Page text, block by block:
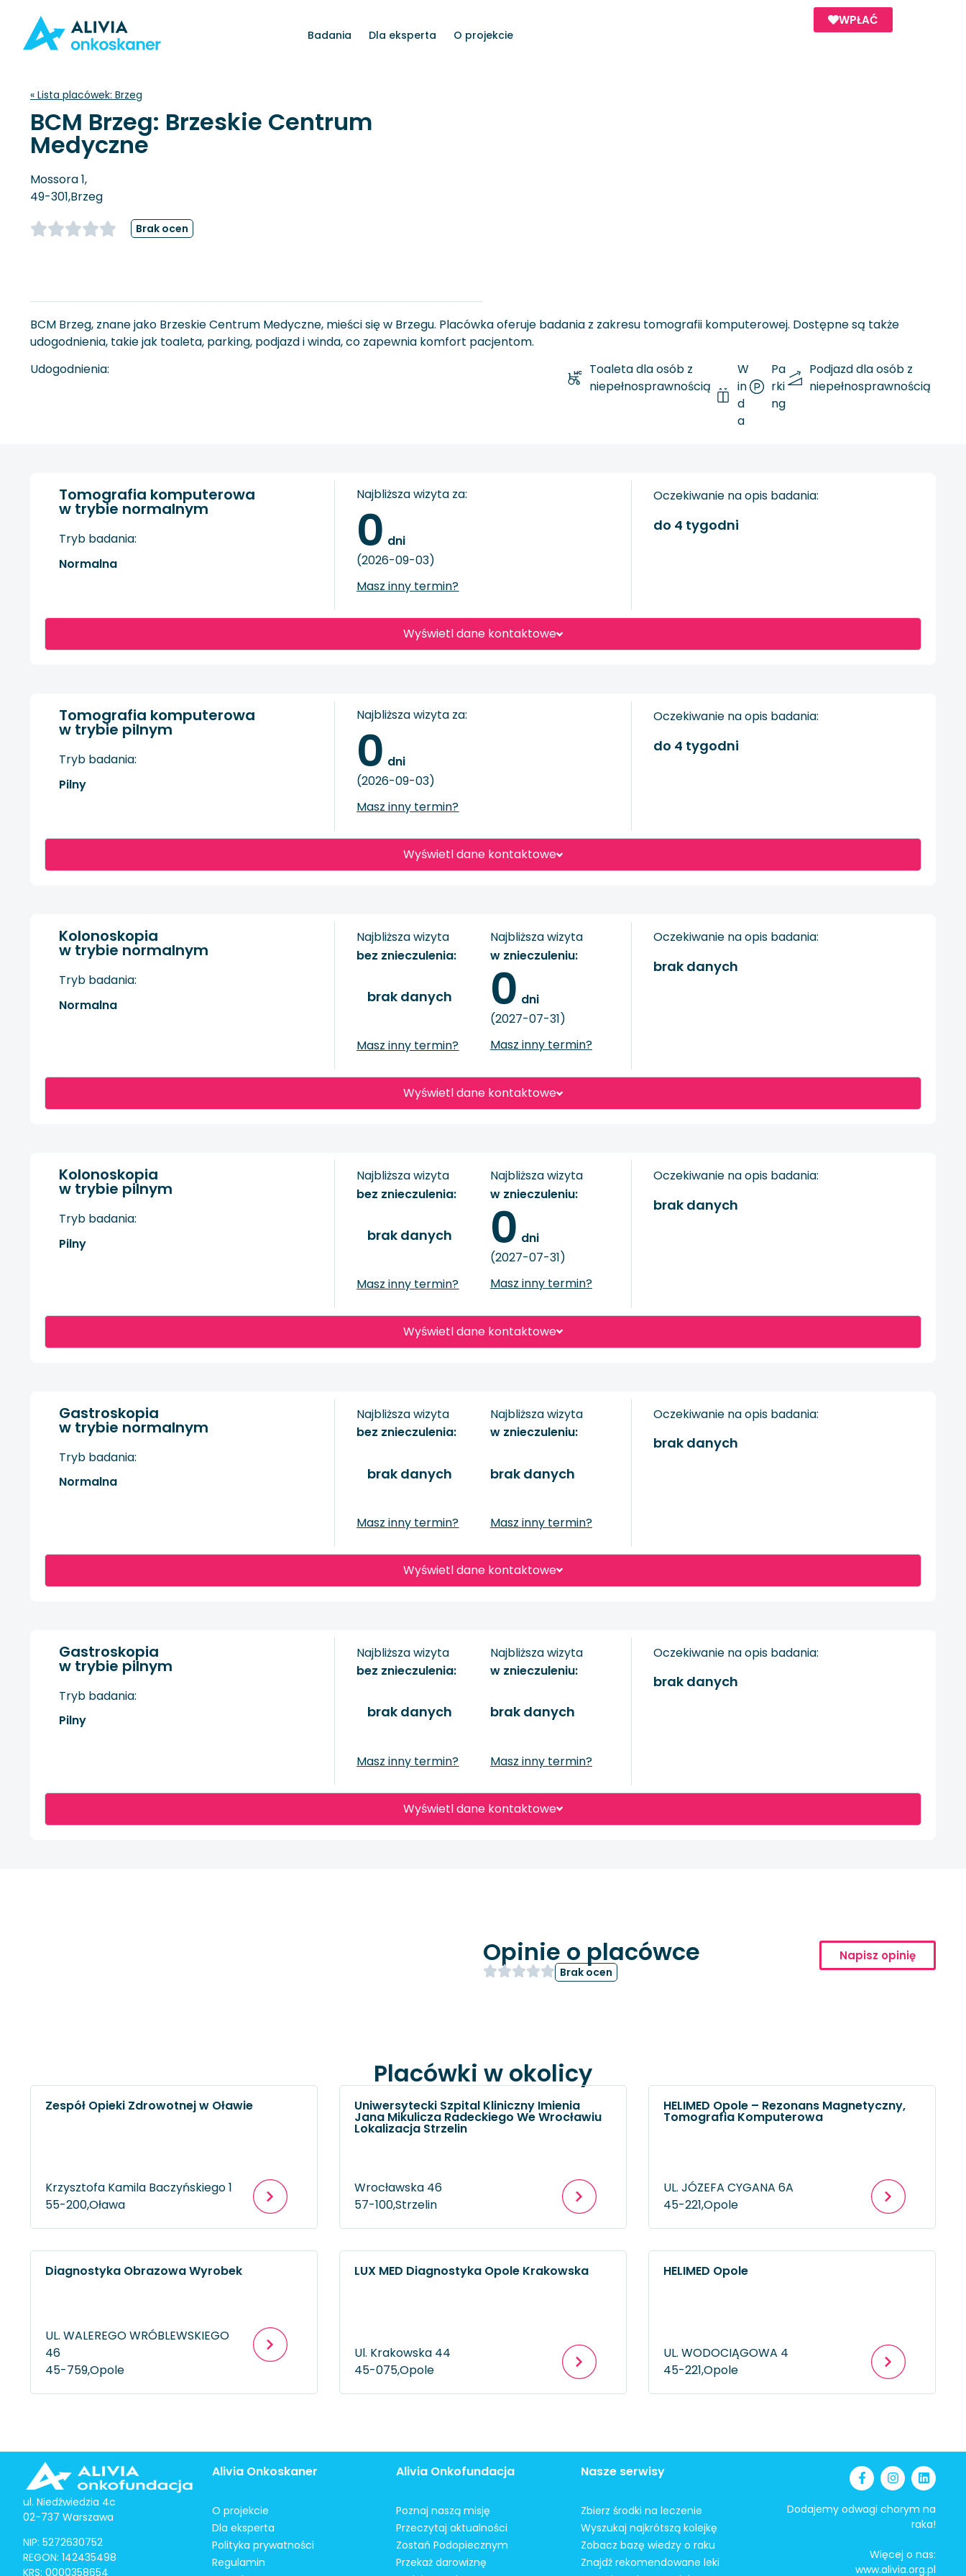
Badania Dla eksperta O projekcie
WPŁAĆ
« Lista placówek: Brzeg
BCM Brzeg: Brzeskie Centrum
Medyczne
Mossora 1,
49-301,Brzeg
Brak ocen
BCM Brzeg, znane jako Brzeskie Centrum Medyczne, mieści się w Brzegu. Placówka oferuje badania z zakresu tomografii komputerowej. Dostępne są także
udogodnienia, takie jak toaleta, parking, podjazd i winda, co zapewnia komfort pacjentom.
Udogodnienia:
Toaleta dla osób z
niepełnosprawnością
W
in
d
a
Pa
rki
ng
Podjazd dla osób z
niepełnosprawnością
Wyświetl dane kontaktowe
Tomografia komputerowa
w trybie normalnym
Tryb badania:
Normalna
Najbliższa wizyta za:
0 dni
(2026-09-03)
Masz inny termin?
Oczekiwanie na opis badania:
do 4 tygodni
Wyświetl dane kontaktowe
Tomografia komputerowa
w trybie pilnym
Tryb badania:
Pilny
Najbliższa wizyta za:
0 dni
(2026-09-03)
Masz inny termin?
Oczekiwanie na opis badania:
do 4 tygodni
Wyświetl dane kontaktowe
Kolonoskopia
w trybie normalnym
Tryb badania:
Normalna
Najbliższa wizyta
bez znieczulenia:
brak danych
Masz inny termin?
Najbliższa wizyta
w znieczuleniu:
0 dni
(2027-07-31)
Masz inny termin?
Oczekiwanie na opis badania:
brak danych
Wyświetl dane kontaktowe
Kolonoskopia
w trybie pilnym
Tryb badania:
Pilny
Najbliższa wizyta
bez znieczulenia:
brak danych
Masz inny termin?
Najbliższa wizyta
w znieczuleniu:
0 dni
(2027-07-31)
Masz inny termin?
Oczekiwanie na opis badania:
brak danych
Wyświetl dane kontaktowe
Gastroskopia
w trybie normalnym
Tryb badania:
Normalna
Najbliższa wizyta
bez znieczulenia:
brak danych
Masz inny termin?
Najbliższa wizyta
w znieczuleniu:
brak danych
Masz inny termin?
Oczekiwanie na opis badania:
brak danych
Wyświetl dane kontaktowe
Gastroskopia
w trybie pilnym
Tryb badania:
Pilny
Najbliższa wizyta
bez znieczulenia:
brak danych
Masz inny termin?
Najbliższa wizyta
w znieczuleniu:
brak danych
Masz inny termin?
Oczekiwanie na opis badania:
brak danych
Opinie o placówce
Brak ocen
Napisz opinię
Placówki w okolicy
Zespół Opieki Zdrowotnej w Oławie
Krzysztofa Kamila Baczyńskiego 1
55-200,Oława
Uniwersytecki Szpital Kliniczny Imienia
Jana Mikulicza Radeckiego We Wrocławiu
Lokalizacja Strzelin
Wrocławska 46
57-100,Strzelin
HELIMED Opole – Rezonans Magnetyczny,
Tomografia Komputerowa
UL. JÓZEFA CYGANA 6A
45-221,Opole
Diagnostyka Obrazowa Wyrobek
UL. WALEREGO WRÓBLEWSKIEGO
46
45-759,Opole
LUX MED Diagnostyka Opole Krakowska
Ul. Krakowska 44
45-075,Opole
HELIMED Opole
UL. WODOCIĄGOWA 4
45-221,Opole
ul. Niedźwiedzia 4c
02-737 Warszawa
NIP: 5272630752
REGON: 142435498
KRS: 0000358654
Alivia Onkoskaner
O projekcie
Dla eksperta
Polityka prywatności
Regulamin
Alivia Onkofundacja
Poznaj naszą misję
Przeczytaj aktualności
Zostań Podopiecznym
Przekaż darowiznę
Nasze serwisy
Zbierz środki na leczenie
Wyszukaj najkrótszą kolejkę
Zobacz bazę wiedzy o raku
Znajdź rekomendowane leki
Dodajemy odwagi chorym na
raka!
Więcej o nas:
www.alivia.org.pl